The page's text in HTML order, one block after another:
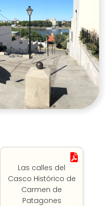
Las calles del
Casco Histórico de
Carmen de
Patagones